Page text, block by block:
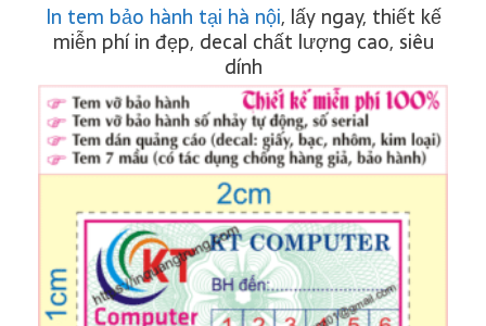
In tem bảo hành tại hà nội, lấy ngay, thiết kế
miễn phí in đẹp, decal chất lượng cao, siêu
dính